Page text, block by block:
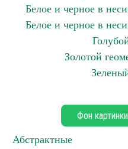
Белое и черное в
Белое и черное в
Золотой
Фон
Абстрактные